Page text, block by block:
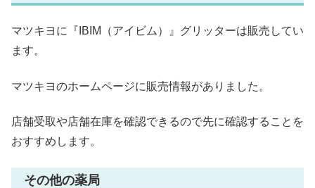
マツキヨに『IBIM（アイビム）』グリッターは販売してい
ます。
マツキヨのホームページに販売情報がありました。
店舗受取や店舗在庫を確認できるので先に確認することを
おすすめします。
その他の薬局